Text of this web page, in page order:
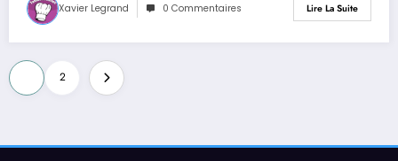
Xavier Legrand 0 Commentaires Lire La Suite
Pagination
des
2